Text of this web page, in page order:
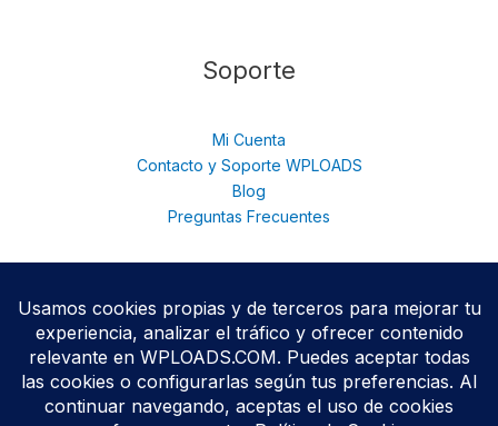
Soporte
Mi Cuenta
Contacto y Soporte WPLOADS
Blog
Preguntas Frecuentes
© 2026 WPloads | Descarga Plugins y Temas Premium para